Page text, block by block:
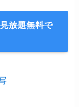
放題無料で